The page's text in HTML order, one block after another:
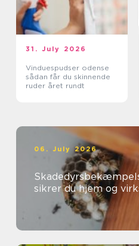
31. July 2026
Vinduespudser odense
sådan får du skinnende
ruder året rundt
06. July 2026
Skadedyrsbekæmpelse
sikrer du hjem og